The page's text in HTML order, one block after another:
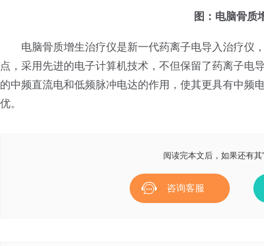
图：电脑骨质
电脑骨质增生治疗仪是新一代药离子电导入治疗仪
点，采用先进的电子计算机技术，不但保留了药离子电
的中频直流电和低频脉冲电达的作用，使其更具有中频
优。
阅读完本文后，如果还有
咨询客服